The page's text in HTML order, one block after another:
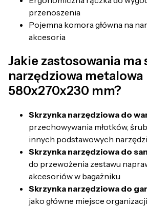
przenoszenia
Pojemna komora główna na
akcesoria
Jakie zastosowania ma
narzędziowa metalowa
580x270x230 mm?
Skrzynka narzędziowa do
przechowywania młotków,
innych podstawowych narzędzi
Skrzynka narzędziowa do
do przewożenia zestawu
akcesoriów w bagażniku
Skrzynka narzędziowa do
jako główne miejsce